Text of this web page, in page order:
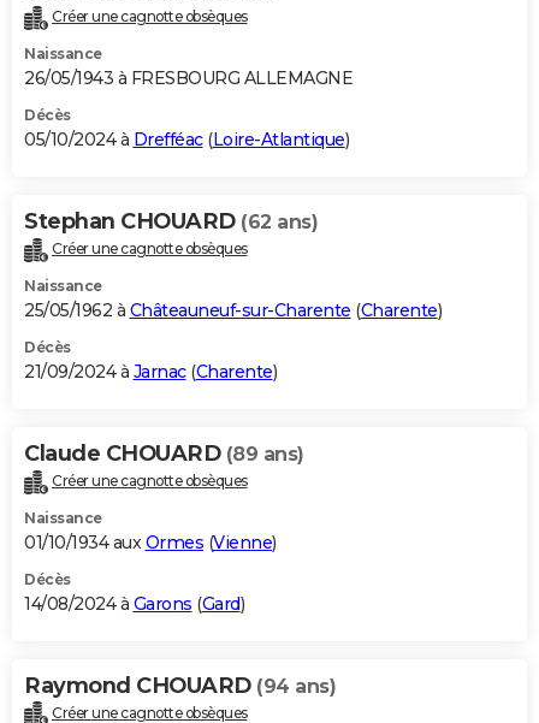
Créer une cagnotte obsèques
Naissance
26/05/1943 à FRESBOURG ALLEMAGNE
Décès
05/10/2024 à Drefféac(Loire-Atlantique)
Stephan CHOUARD (62 ans)
Créer une cagnotte obsèques
Naissance
25/05/1962 à Châteauneuf-sur-Charente (Charente)
Décès
21/09/2024 à Jarnac(Charente)
Claude CHOUARD (89 ans)
Créer une cagnotte obsèques
Naissance
01/10/1934 aux Ormes (Vienne)
Décès
14/08/2024 à Garons (Gard)
Raymond CHOUARD (94 ans)
Créer une cagnotte obsèques